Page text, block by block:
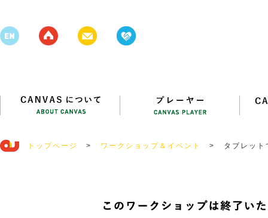
トップページ > ワークショップ＆イベント > タブレッ